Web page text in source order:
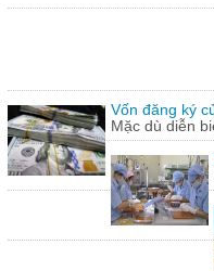
Vốn đăng ký
Mặc dù diễn